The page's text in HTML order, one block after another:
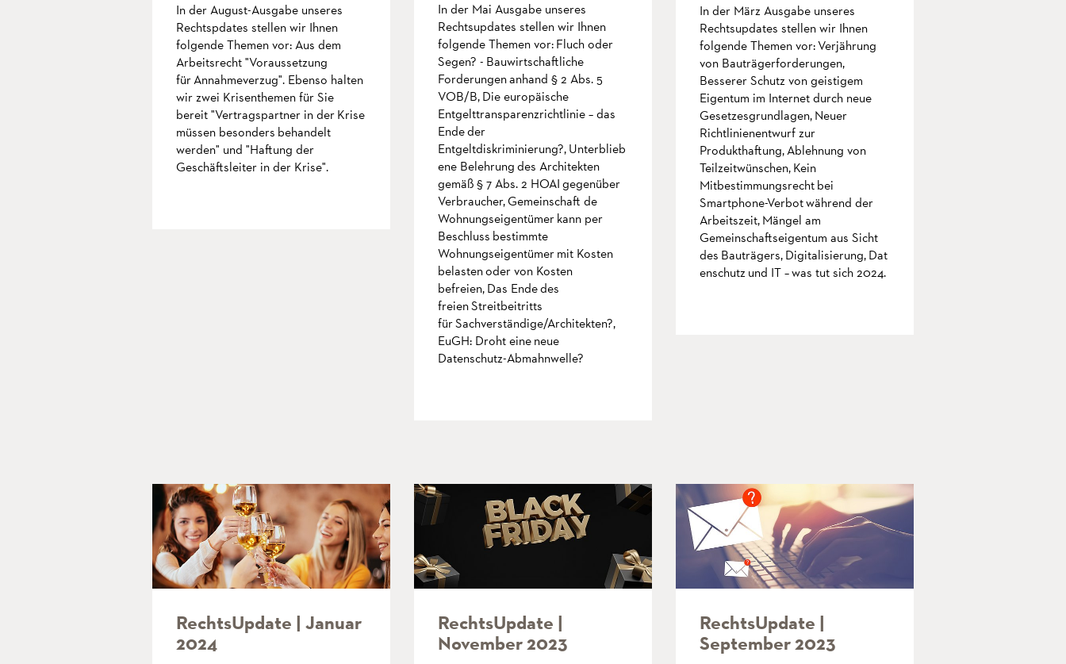
In der August-Ausgabe unseres
Rechtspdates stellen wir Ihnen
folgende Themen vor: Aus dem
Arbeitsrecht "Voraussetzung
für Annahmeverzug". Ebenso halten
wir zwei Krisenthemen für Sie
bereit "Vertragspartner in der Krise
müssen besonders behandelt
werden" und "Haftung der
Geschäftsleiter in der Krise".
In der Mai Ausgabe unseres
Rechtsupdates stellen wir Ihnen
folgende Themen vor: Fluch oder
Segen? - Bauwirtschaftliche
Forderungen anhand § 2 Abs. 5
VOB/B, Die europäische
Entgelttransparenzrichtlinie – das
Ende der
Entgeltdiskriminierung?, Unterblieb
ene Belehrung des Architekten
gemäß § 7 Abs. 2 HOAI gegenüber
Verbraucher, Gemeinschaft de
Wohnungseigentümer kann per
Beschluss bestimmte
Wohnungseigentümer mit Kosten
belasten oder von Kosten
befreien, Das Ende des
freien Streitbeitritts
für Sachverständige/Architekten?,
EuGH: Droht eine neue
Datenschutz-Abmahnwelle?
In der März Ausgabe unseres
Rechtsupdates stellen wir Ihnen
folgende Themen vor: Verjährung
von Bauträgerforderungen,
Besserer Schutz von geistigem
Eigentum im Internet durch neue
Gesetzesgrundlagen, Neuer
Richtlinienentwurf zur
Produkthaftung, Ablehnung von
Teilzeitwünschen, Kein
Mitbestimmungsrecht bei
Smartphone-Verbot während der
Arbeitszeit, Mängel am
Gemeinschaftseigentum aus Sicht
des Bauträgers, Digitalisierung, Dat
enschutz und IT – was tut sich 2024.
RechtsUpdate | Januar
2024
RechtsUpdate |
November 2023
RechtsUpdate |
September 2023